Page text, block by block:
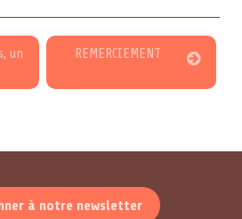
un
REMERCIEMENT
à notre newsletter